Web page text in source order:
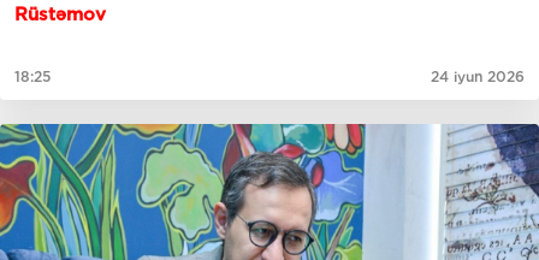
Rüstəmov
18:25 24 iyun 2026